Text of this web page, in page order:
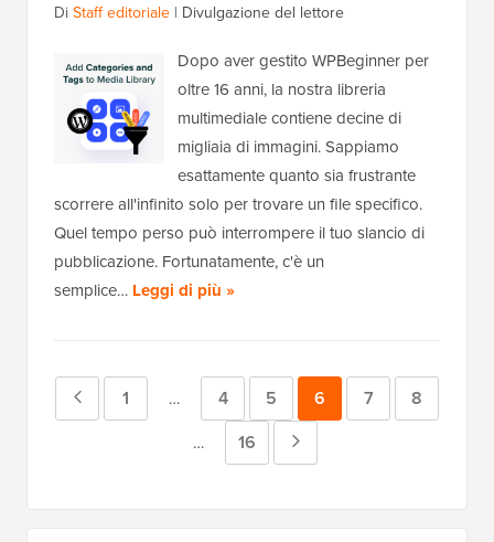
Di Staff editoriale | Divulgazione del lettore
Dopo aver gestito WPBeginner per
oltre 16 anni, la nostra libreria
multimediale contiene decine di
migliaia di immagini. Sappiamo
esattamente quanto sia frustrante
scorrere all'infinito solo per trovare un file specifico.
Quel tempo perso può interrompere il tuo slancio di
pubblicazione. Fortunatamente, c'è un
semplice… Leggi di più »
PaginaPagina
1
Pagine
intermedie
omesse
… Pagina
4 Pagina
5 Pagina
6 Pagina
7 Pagina
8
Pagine
intermedie
… Pagina
16